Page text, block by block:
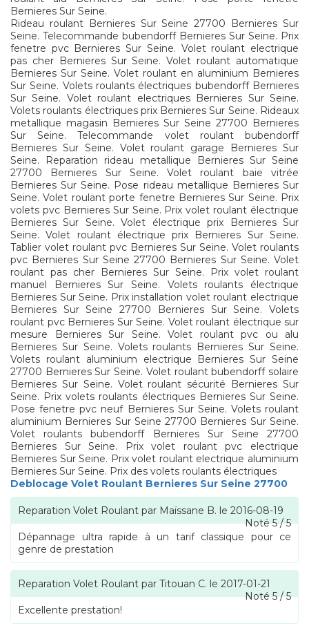
Bernieres Sur Seine.
Rideau roulant Bernieres Sur Seine 27700 Bernieres Sur
Seine. Telecommande bubendorff Bernieres Sur Seine. Prix
fenetre pvc Bernieres Sur Seine. Volet roulant electrique
pas cher Bernieres Sur Seine. Volet roulant automatique
Bernieres Sur Seine. Volet roulant en aluminium Bernieres
Sur Seine. Volets roulants électriques bubendorff Bernieres
Sur Seine. Volet roulant electriques Bernieres Sur Seine.
Volets roulants électriques prix Bernieres Sur Seine. Rideaux
metallique magasin Bernieres Sur Seine 27700 Bernieres
Sur Seine. Telecommande volet roulant bubendorff
Bernieres Sur Seine. Volet roulant garage Bernieres Sur
Seine. Reparation rideau metallique Bernieres Sur Seine
27700 Bernieres Sur Seine. Volet roulant baie vitrée
Bernieres Sur Seine. Pose rideau metallique Bernieres Sur
Seine. Volet roulant porte fenetre Bernieres Sur Seine. Prix
volets pvc Bernieres Sur Seine. Prix volet roulant électrique
Bernieres Sur Seine. Volet électrique prix Bernieres Sur
Seine. Volet roulant électrique prix Bernieres Sur Seine.
Tablier volet roulant pvc Bernieres Sur Seine. Volet roulants
pvc Bernieres Sur Seine 27700 Bernieres Sur Seine. Volet
roulant pas cher Bernieres Sur Seine. Prix volet roulant
manuel Bernieres Sur Seine. Volets roulants électrique
Bernieres Sur Seine. Prix installation volet roulant electrique
Bernieres Sur Seine 27700 Bernieres Sur Seine. Volets
roulant pvc Bernieres Sur Seine. Volet roulant électrique sur
mesure Bernieres Sur Seine. Volet roulant pvc ou alu
Bernieres Sur Seine. Volets roulants Bernieres Sur Seine.
Volets roulant aluminium electrique Bernieres Sur Seine
27700 Bernieres Sur Seine. Volet roulant bubendorff solaire
Bernieres Sur Seine. Volet roulant sécurité Bernieres Sur
Seine. Prix volets roulants électriques Bernieres Sur Seine.
Pose fenetre pvc neuf Bernieres Sur Seine. Volets roulant
aluminium Bernieres Sur Seine 27700 Bernieres Sur Seine.
Volet roulants bubendorff Bernieres Sur Seine 27700
Bernieres Sur Seine. Prix volet roulant pvc electrique
Bernieres Sur Seine. Prix volet roulant electrique aluminium
Bernieres Sur Seine. Prix des volets roulants électriques
Deblocage Volet Roulant Bernieres Sur Seine 27700
Reparation Volet Roulant par Maïssane B. le 2016-08-19
Noté5/5
Dépannage ultra rapide à un tarif classique pour ce
genre de prestation
Reparation Volet Roulant par Titouan C. le 2017-01-21
Noté5/5
Excellente prestation!